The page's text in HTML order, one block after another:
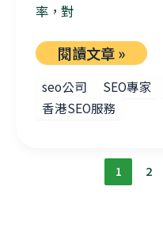
率，對
閱讀文章 »
seo公司 SEO專家
香港SEO服務
1 2